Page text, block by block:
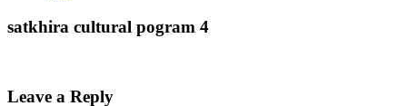
satkhira cultural pogram 4
Leave a Reply